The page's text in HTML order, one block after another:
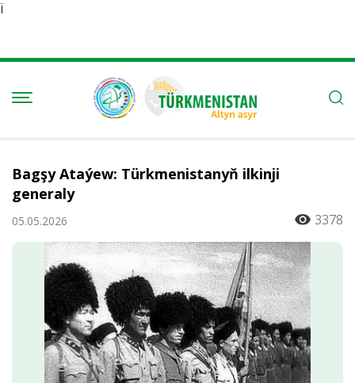
Ï
Bagşy Ataýew: Türkmenistanyň ilkinji
generaly
05.05.2026 3378